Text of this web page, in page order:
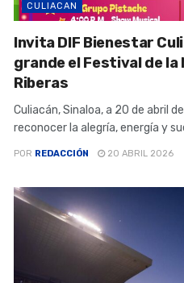
CULIACAN
Invita DIF Bienestar
grande el Festival de la
Riberas
Culiacán, Sinaloa, a 20 de abril
reconocer la alegría, energía y
POR REDACCIÓN 20 ABRIL 2026